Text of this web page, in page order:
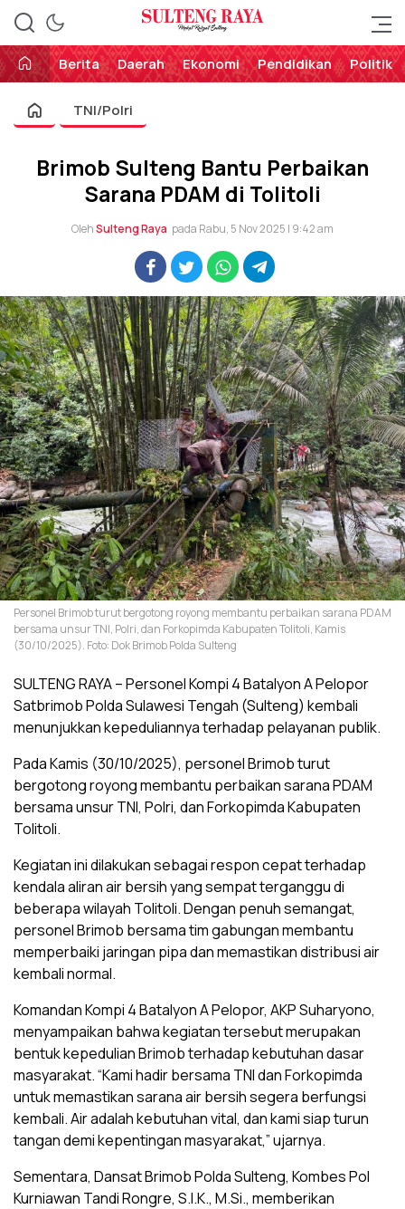
Sulteng Raya
Perekat Rakyat Sulteng
Berita
Daerah Ekonomi Pendidikan Politik
TNI/Polri
Brimob Sulteng Bantu Perbaikan
Sarana PDAM di Tolitoli
OlehSulteng Raya pada Rabu, 5 Nov 2025 | 9:42 am
Personel Brimob turut bergotong royong membantu perbaikan sarana PDAM
bersama unsur TNI, Polri, dan Forkopimda Kabupaten Tolitoli, Kamis
(30/10/2025). Foto: Dok Brimob Polda Sulteng
SULTENG RAYA – Personel Kompi 4 Batalyon A Pelopor
Satbrimob Polda Sulawesi Tengah (Sulteng) kembali
menunjukkan kepeduliannya terhadap pelayanan publik.
Pada Kamis (30/10/2025), personel Brimob turut
bergotong royong membantu perbaikan sarana PDAM
bersama unsur TNI, Polri, dan Forkopimda Kabupaten
Tolitoli.
Kegiatan ini dilakukan sebagai respon cepat terhadap
kendala aliran air bersih yang sempat terganggu di
beberapa wilayah Tolitoli. Dengan penuh semangat,
personel Brimob bersama tim gabungan membantu
memperbaiki jaringan pipa dan memastikan distribusi air
kembali normal.
Komandan Kompi 4 Batalyon A Pelopor, AKP Suharyono,
menyampaikan bahwa kegiatan tersebut merupakan
bentuk kepedulian Brimob terhadap kebutuhan dasar
masyarakat. “Kami hadir bersama TNI dan Forkopimda
untuk memastikan sarana air bersih segera berfungsi
kembali. Air adalah kebutuhan vital, dan kami siap turun
tangan demi kepentingan masyarakat,” ujarnya.
Sementara, Dansat Brimob Polda Sulteng, Kombes Pol
Kurniawan Tandi Rongre, S.I.K., M.Si., memberikan